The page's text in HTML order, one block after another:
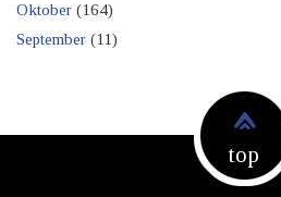
Oktober (164)
September (11)
top